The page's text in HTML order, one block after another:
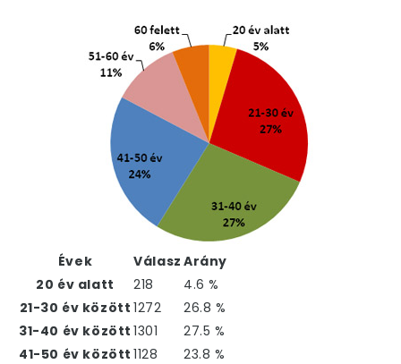
Évek Válasz Arány
20 év alatt
218
4.6 %
21-30 év között 1272
26.8 %
31-40 év között 1301
27.5 %
41-50 év között 1128 23.8 %